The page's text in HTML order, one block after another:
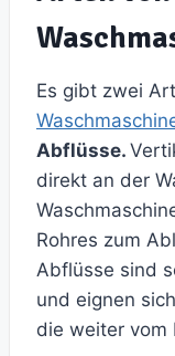
Es gibt zwei
Abflüsse.
direkt an der
Rohres zum
Abflüsse sind
und eignen
die weiter vom